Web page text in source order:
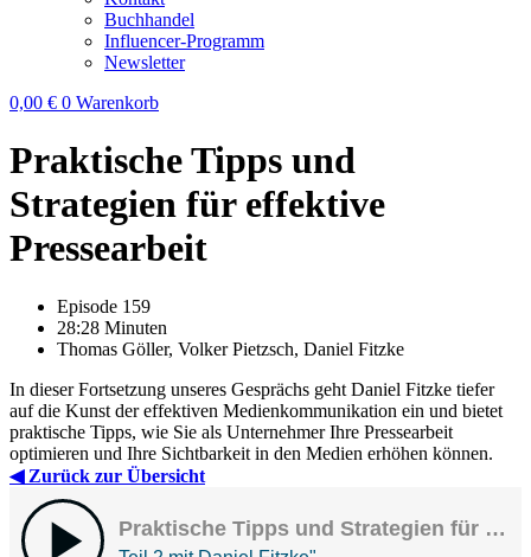
Buchhandel
Influencer-Programm
Newsletter
0,00 € 0 Warenkorb
Praktische Tipps und
Strategien für effektive
Pressearbeit
Episode 159
28:28 Minuten
Thomas Göller, Volker Pietzsch, Daniel Fitzke
In dieser Fortsetzung unseres Gesprächs geht Daniel Fitzke tiefer
auf die Kunst der effektiven Medienkommunikation ein und bietet
praktische Tipps, wie Sie als Unternehmer Ihre Pressearbeit
optimieren und Ihre Sichtbarkeit in den Medien erhöhen können.
◀ Zurück zur Übersicht